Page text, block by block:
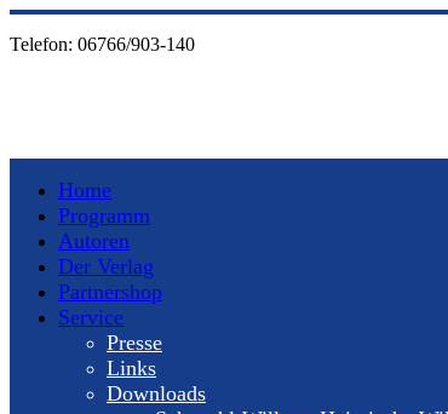
Telefon: 06766/903-140
Home
Programm
Autoren
Der Verlag
Partnershop
Service
Presse
Links
Downloads